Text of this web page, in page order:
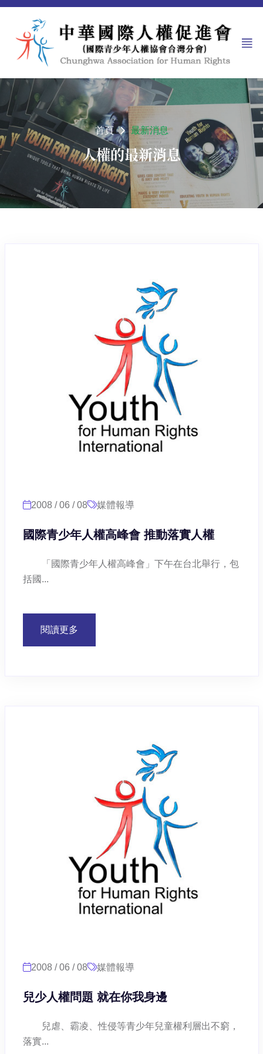
首頁 最新消息
人權的最新消息
2008 / 06 / 08 媒體報導
國際青少年人權高峰會 推動落實人權
「國際青少年人權高峰會」下午在台北舉行，包
括國...
閱讀更多
2008 / 06 / 08 媒體報導
兒少人權問題 就在你我身邊
兒虐、霸凌、性侵等青少年兒童權利層出不窮，
落實...